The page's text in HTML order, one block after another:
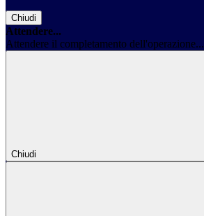
Chiudi
Attendere...
Attendere il completamento dell'operazione...
Chiudi